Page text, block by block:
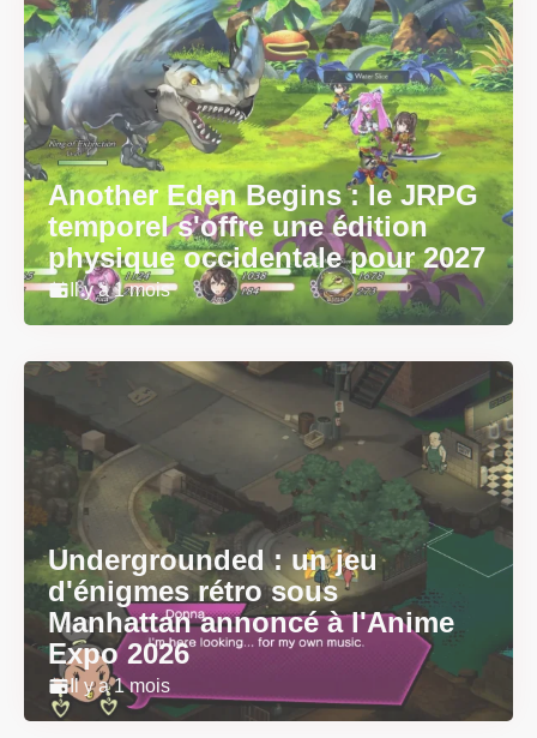
Another Eden Begins : le JRPG
temporel s'offre une édition
physique occidentale pour 2027
Il y a 1 mois
Undergrounded : un jeu
d'énigmes rétro sous
Manhattan annoncé à l'Anime
Expo 2026
Il y a 1 mois